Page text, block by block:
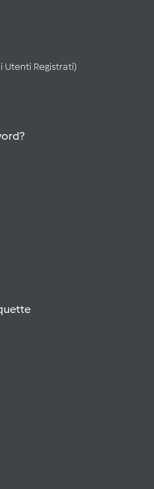
Utenti Registrati)